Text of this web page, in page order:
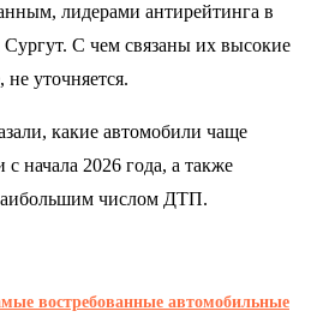
лидерами антирейтинга в
С чем связаны их высокие
уточняется.
какие автомобили чаще
начала 2026 года, а также
числом ДТП.
востребованные автомобильные